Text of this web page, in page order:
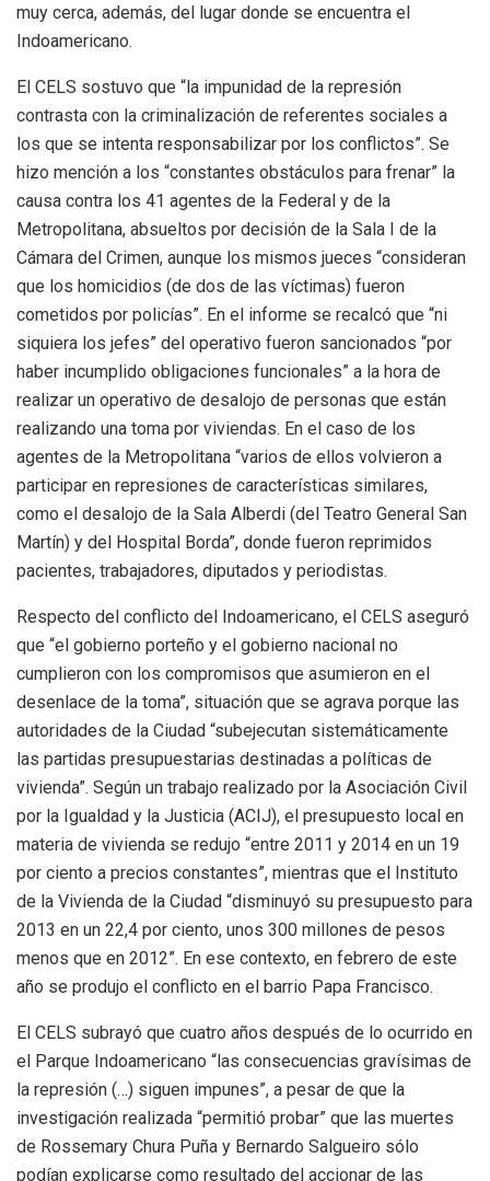
muy cerca, además, del lugar donde se encuentra el
Indoamericano.
El CELS sostuvo que “la impunidad de la represión
contrasta con la criminalización de referentes sociales a
los que se intenta responsabilizar por los conflictos”. Se
hizo mención a los “constantes obstáculos para frenar” la
causa contra los 41 agentes de la Federal y de la
Metropolitana, absueltos por decisión de la Sala I de la
Cámara del Crimen, aunque los mismos jueces “consideran
que los homicidios (de dos de las víctimas) fueron
cometidos por policías”. En el informe se recalcó que “ni
siquiera los jefes” del operativo fueron sancionados “por
haber incumplido obligaciones funcionales” a la hora de
realizar un operativo de desalojo de personas que están
realizando una toma por viviendas. En el caso de los
agentes de la Metropolitana “varios de ellos volvieron a
participar en represiones de características similares,
como el desalojo de la Sala Alberdi (del Teatro General San
Martín) y del Hospital Borda”, donde fueron reprimidos
pacientes, trabajadores, diputados y periodistas.
Respecto del conflicto del Indoamericano, el CELS aseguró
que “el gobierno porteño y el gobierno nacional no
cumplieron con los compromisos que asumieron en el
desenlace de la toma”, situación que se agrava porque las
autoridades de la Ciudad “subejecutan sistemáticamente
las partidas presupuestarias destinadas a políticas de
vivienda”. Según un trabajo realizado por la Asociación Civil
por la Igualdad y la Justicia (ACIJ), el presupuesto local en
materia de vivienda se redujo “entre 2011 y 2014 en un 19
por ciento a precios constantes”, mientras que el Instituto
de la Vivienda de la Ciudad “disminuyó su presupuesto para
2013 en un 22,4 por ciento, unos 300 millones de pesos
menos que en 2012”. En ese contexto, en febrero de este
año se produjo el conflicto en el barrio Papa Francisco.
El CELS subrayó que cuatro años después de lo ocurrido en
el Parque Indoamericano “las consecuencias gravísimas de
la represión (…) siguen impunes”, a pesar de que la
investigación realizada “permitió probar” que las muertes
de Rossemary Chura Puña y Bernardo Salgueiro sólo
podían explicarse como resultado del accionar de las